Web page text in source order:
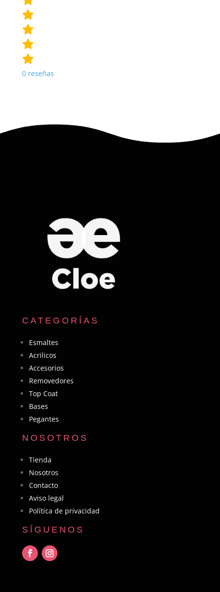
0reseñas
CATEGORÍAS
Esmaltes
Acrilicos
Accesorios
Removedores
Top Coat
Bases
Pegantes
NOSOTROS
Tienda
Nosotros
Contacto
Aviso legal
Política de privacidad
SÍGUENOS